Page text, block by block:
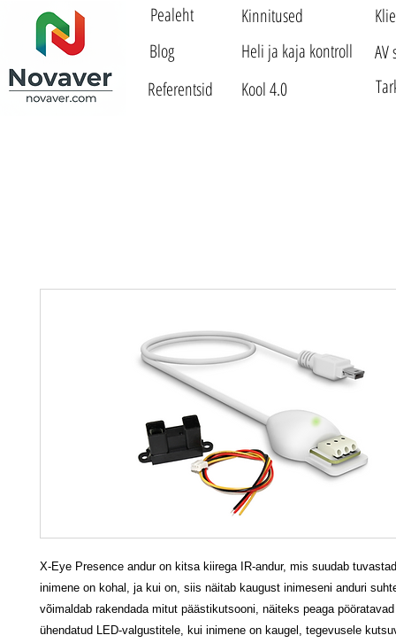
Pealeht
Blog
Referentsid
Heli ja kaja kontroll
Kinnitused
Kool 4.0
X-Eye Presence andur on kitsa kiirega IR-andur, mis suudab
inimene on kohal, ja kui on, siis näitab kaugust inimeseni anduri
võimaldab rakendada mitut päästikutsooni, näiteks peaga
ühendatud LED-valgustitele, kui inimene on kaugel, tegevusele